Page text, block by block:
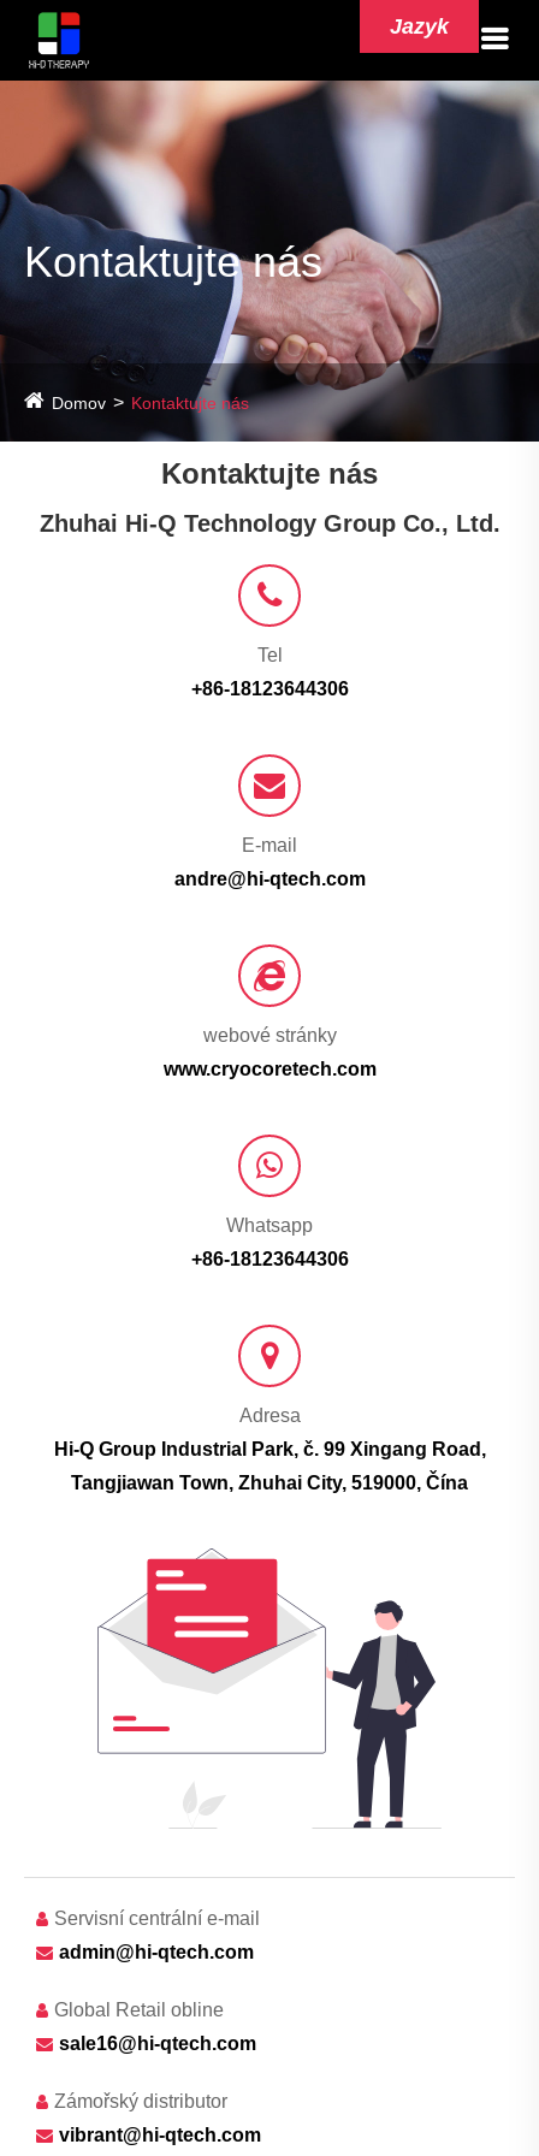
Jazyk
Kontaktujte nás
Domov Kontaktujte nás
Kontaktujte nás
Zhuhai Hi-Q Technology Group Co., Ltd.
Tel
+86-18123644306
E-mail
andre@hi-qtech.com
webové stránky
www.cryocoretech.com
Whatsapp
+86-18123644306
Adresa
Hi-Q Group Industrial Park, č. 99 Xingang Road,
Tangjiawan Town, Zhuhai City, 519000, Čína
Servisní centrální e-mail
admin@hi-qtech.com
Global Retail obline
sale16@hi-qtech.com
Zámořský distributor
vibrant@hi-qtech.com